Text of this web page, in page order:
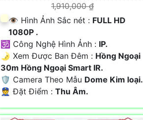
1,910,000 ₫
👁 Hình Ảnh Sắc nét : FULL HD
1080P .
🕉️ Công Nghệ Hình Ảnh : IP.
🌛 Xem Được Ban Đêm : Hồng Ngoại
30m Hồng Ngoại Smart IR.
🛡 Camera Theo Mẫu Dome Kim loại.
️👮 Đặt Điểm : Thu Âm.